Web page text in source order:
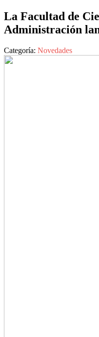
La Facultad de
Administración
Categoría: Novedades